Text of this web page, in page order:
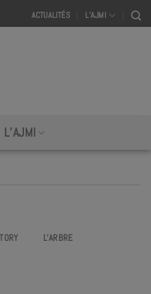
ACTUALITÉS L’AJMI
L’AJMI
L’ARBRE